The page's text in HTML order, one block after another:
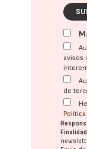
avisos
de